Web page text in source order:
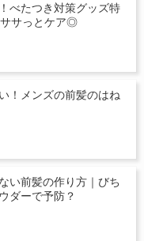
べたつき対策グッズ特
サっとケア◎
！メンズの前髪のはね
い前髪の作り方｜びち
ダーで予防？